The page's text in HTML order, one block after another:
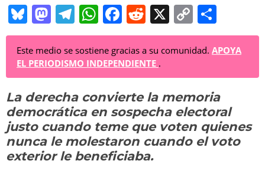
Bl
u
e
sk
y
M
a
st
o
d
o
n
T
el
e
gr
a
m
W
h
at
s
A
p
p
F
a
c
e
b
o
o
k
R
e
d
di
t
X C
o
p
Li
n
k
o
m
ar
tir
Este medio se sostiene gracias a su comunidad. APOYA
EL PERIODISMO INDEPENDIENTE .
La derecha convierte la memoria
democrática en sospecha electoral
justo cuando teme que voten quienes
nunca le molestaron cuando el voto
exterior le beneficiaba.